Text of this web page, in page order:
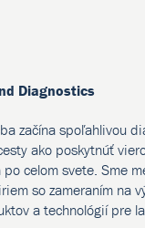
Diagnostics
začína spoľahlivou
ako poskytnúť
celom svete. Sme
so zameraním na
a technológií pre